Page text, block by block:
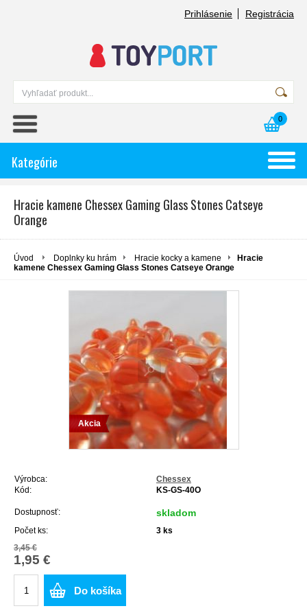
Prihlásenie Registrácia
0
Kategórie
Hracie kamene Chessex Gaming Glass Stones Catseye
Orange
Úvod Doplnky ku hrám Hracie kocky a kamene
Hracie
kamene Chessex Gaming Glass Stones Catseye Orange
Akcia
Výrobca:
Chessex
Kód:
KS-GS-40O
Dostupnosť: skladom
Počet ks: 3 ks
3,45 €
1,95 €
Do košíka